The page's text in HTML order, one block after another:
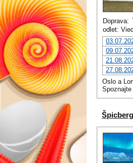
Doprava:
odlet:
Oslo a